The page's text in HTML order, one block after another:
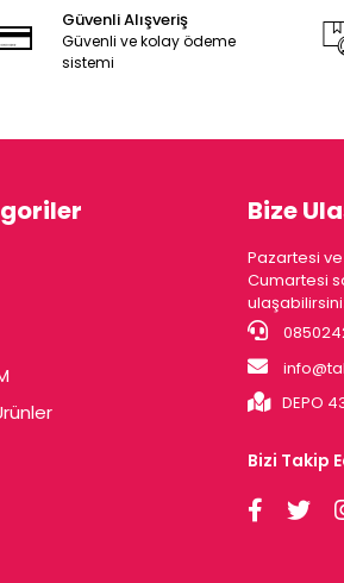
Güvenli Alışveriş
Güvenli ve kolay ödeme
sistemi
Bize
Pazartesi
Cumartesi
DEPO
Bizi Takip